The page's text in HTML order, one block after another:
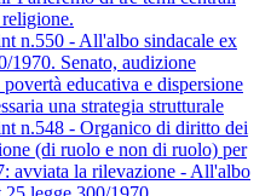
n.550 - All'albo sindacale ex
1970. Senato, audizione
educativa e dispersione
una strategia strutturale
n.548 - Organico di diritto dei
(di ruolo e non di ruolo) per
avviata la rilevazione - All'albo